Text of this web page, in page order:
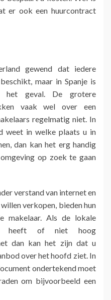
er ook een huurcontract
gewend dat iedere
maar in Spanje is
het geval. De grotere
vaak wel over een
regelmatig niet. In
weet in welke plaats u in
dan kan het erg handig
op zoek te gaan
verstand van internet en
verkopen, bieden hun
makelaar. Als de lokale
heeft of niet hoog
dan kan het zijn dat u
over het hoofd ziet. In
ondertekend moet
om bijvoorbeeld een